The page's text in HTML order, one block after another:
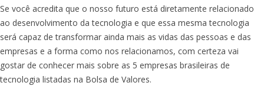
Se você acredita que o nosso futuro está diretamente relacionado
ao desenvolvimento da tecnologia e que essa mesma tecnologia
será capaz de transformar ainda mais as vidas das pessoas e das
empresas e a forma como nos relacionamos, com certeza vai
gostar de conhecer mais sobre as 5 empresas brasileiras de
tecnologia listadas na Bolsa de Valores.